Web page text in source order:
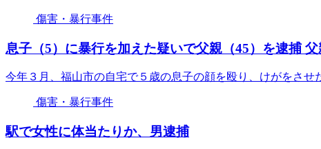
傷害・暴行事件
息子（5）に暴行を加えた疑いで父親（45）を逮捕
今年３月、福山市の自宅で５歳の息子の顔を殴り、けがをさせ
傷害・暴行事件
駅で女性に体当たりか、男逮捕